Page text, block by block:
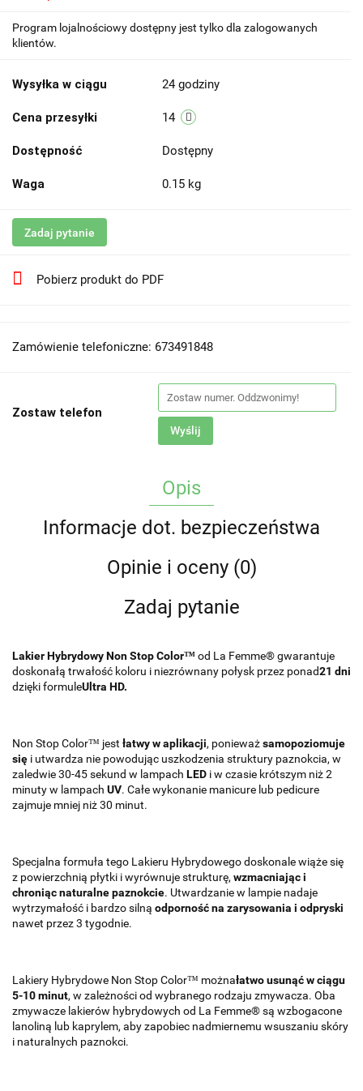
Program lojalnościowy dostępny jest tylko dla zalogowanych
klientów.
Wysyłka w ciągu 24 godziny
Cena przesyłki 14
Dostępność Dostępny
Waga 0.15 kg
Zadaj pytanie
Pobierz produkt do PDF
Zamówienie telefoniczne: 673491848
Zostaw telefon
Wyślij
Opis
Informacje dot. bezpieczeństwa
Opinie i oceny (0)
Zadaj pytanie
Lakier Hybrydowy Non Stop Color™od La Femme® gwarantuje
doskonałą trwałość koloru i niezrównany połysk przez ponad21 dni
dzięki formuleUltra HD.
Non Stop Color™ jest łatwy w aplikacji, ponieważsamopoziomuje
się i utwardza nie powodując uszkodzenia struktury paznokcia, w
zaledwie 30-45 sekund w lampach LED i w czasie krótszym niż 2
minuty w lampach UV. Całe wykonanie manicure lub pedicure
zajmuje mniej niż 30 minut.
Specjalna formuła tego Lakieru Hybrydowego doskonale wiąże się
z powierzchnią płytki i wyrównuje strukturę, wzmacniając i
chroniąc naturalne paznokcie. Utwardzanie w lampie nadaje
wytrzymałość i bardzo silną odporność na zarysowania i odpryski
nawet przez 3 tygodnie.
Lakiery Hybrydowe Non Stop Color™ możnałatwo usunąć w ciągu
5-10 minut, w zależności od wybranego rodzaju zmywacza. Oba
zmywacze lakierów hybrydowych od La Femme® są wzbogacone
lanoliną lub kaprylem, aby zapobiec nadmiernemu wsuszaniu skóry
i naturalnych paznokci.